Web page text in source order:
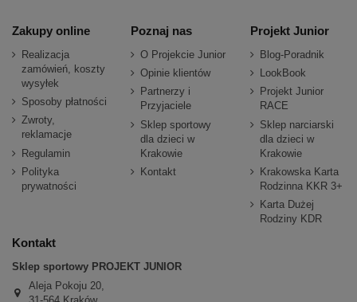
Zakupy online
Realizacja
zamówień, koszty
wysyłek
Sposoby płatności
Zwroty,
reklamacje
Regulamin
Polityka
prywatności
Poznaj nas
O Projekcie Junior
Opinie klientów
Partnerzy i
Przyjaciele
Sklep sportowy
dla dzieci w
Krakowie
Kontakt
Projekt Junior
Blog-Poradnik
LookBook
Projekt Junior
RACE
Sklep narciarski
dla dzieci w
Krakowie
Krakowska Karta
Rodzinna KKR 3+
Karta Dużej
Rodziny KDR
Kontakt
Sklep sportowy PROJEKT JUNIOR
Aleja Pokoju 20,